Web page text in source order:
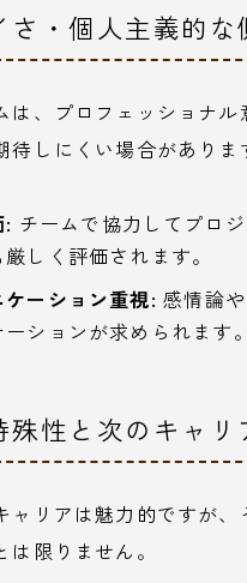
・個人主義的な
は、プロフェッショナ
しにくい場合がありま
チームで協力してプロ
しく評価されます。
ーション重視: 感情論
ションが求められます。
殊性と次のキャリ
ャリアは魅力的ですが
限りません。